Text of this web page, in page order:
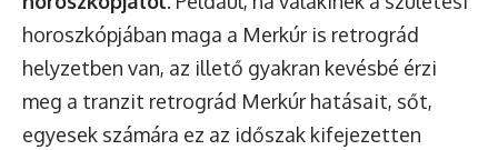
horoszkópjában maga a Merkúr is retrográd
helyzetben van, az illető gyakran kevésbé érzi
meg a tranzit retrográd Merkúr hatásait, sőt,
egyesek számára ez az időszak kifejezetten